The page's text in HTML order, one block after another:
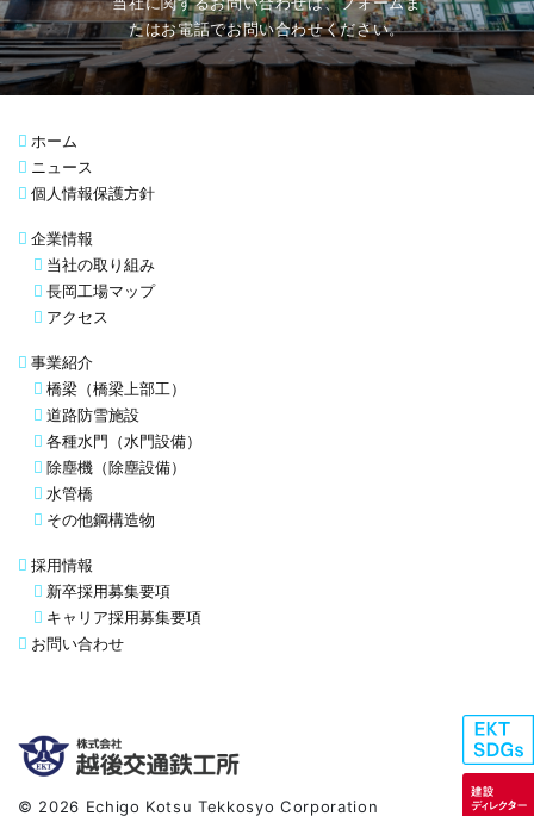
たはお電話でお問い合わせください。
ホーム
ニュース
個人情報保護方針
企業情報
当社の取り組み
長岡工場マップ
アクセス
事業紹介
橋梁（橋梁上部工）
道路防雪施設
各種水門（水門設備）
除塵機（除塵設備）
水管橋
その他鋼構造物
採用情報
新卒採用募集要項
キャリア採用募集要項
お問い合わせ
© 2026 Echigo Kotsu Tekkosyo Corporation